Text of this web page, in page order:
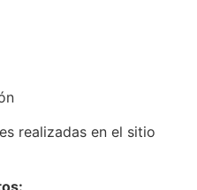
realizadas en el sitio